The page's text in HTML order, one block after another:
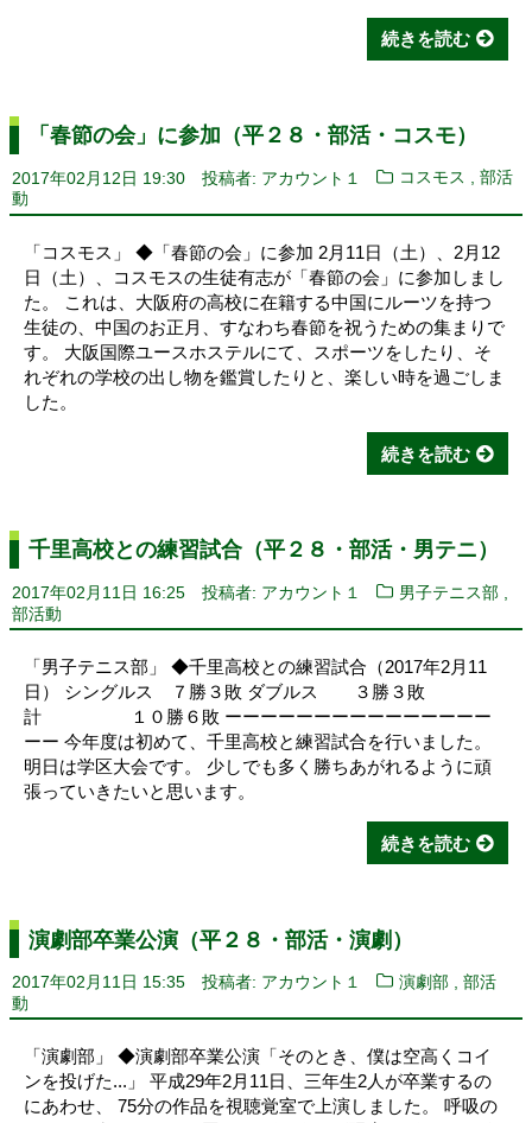
続きを読む
「春節の会」に参加（平２８・部活・コスモ）
2017年02月12日 19:30 投稿者: アカウント１ コスモス ,部活
動
「コスモス」 ◆「春節の会」に参加 2月11日（土）、2月12
日（土）、コスモスの生徒有志が「春節の会」に参加しまし
た。 これは、大阪府の高校に在籍する中国にルーツを持つ
生徒の、中国のお正月、すなわち春節を祝うための集まりで
す。 大阪国際ユースホステルにて、スポーツをしたり、そ
れぞれの学校の出し物を鑑賞したりと、楽しい時を過ごしま
した。
続きを読む
千里高校との練習試合（平２８・部活・男テニ）
2017年02月11日 16:25 投稿者: アカウント１ 男子テニス部
部活動
「男子テニス部」 ◆千里高校との練習試合（2017年2月11
日） シングルス ７勝３敗 ダブルス ３勝３敗
計 １０勝６敗 ーーーーーーーーーーーーーーー
ーー 今年度は初めて、千里高校と練習試合を行いました。
明日は学区大会です。 少しでも多く勝ちあがれるように頑
張っていきたいと思います。
続きを読む
演劇部卒業公演（平２８・部活・演劇）
2017年02月11日 15:35 投稿者: アカウント１ 演劇部 ,部活
動
「演劇部」 ◆演劇部卒業公演「そのとき、僕は空高くコイ
ンを投げた...」 平成29年2月11日、三年生2人が卒業するの
にあわせ、 75分の作品を視聴覚室で上演しました。 呼吸の